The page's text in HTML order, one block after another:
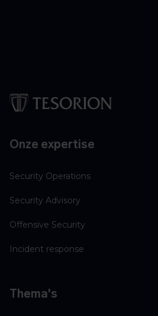
Onze expertise
Security Operations
Security Advisory
Offensive Security
Incident response
Thema's